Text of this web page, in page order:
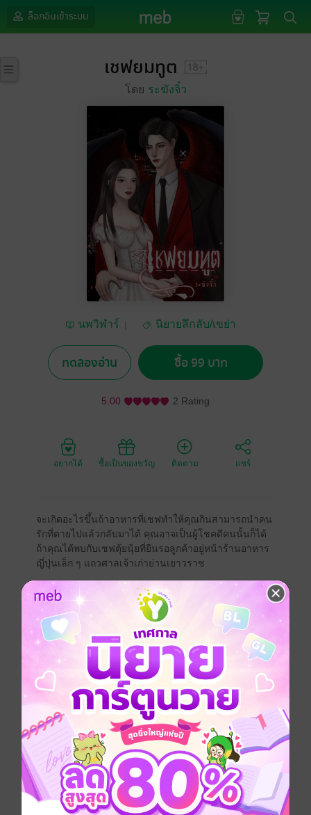
ล็อกอินเข้าระบบ
เชฟยมทูต
โดย ระฆังจิ๋ว
นพวิฬาร์
นิยายลึกลับ/เขย่า
ทดลองอ่าน ซื้อ 99 บาท
5.00 2 Rating
อยากได้ ซื้อเป็นของขวัญ ติดตาม แชร์
จะเกิดอะไรขึ้นถ้าอาหารที่เชฟทำให้คุณกินสามารถนำคน
รักที่ตายไปแล้วกลับมาได้ คุณอาจเป็นผู้โชคดีคนนั้นก็ได้
ถ้าคุณได้พบกับเชฟตุ้ยนุ้ยที่ยืนรอลูกค้าอยู่หน้าร้านอาหาร
ญี่ปุ่นเล็ก ๆ แถวศาลเจ้าเก่าย่านเยาวราช
ดรามา สยองขวัญ ผี / วิญญาณ
ยมทูต
ประเภทไฟล์ pdf, epub (สารบัญ)
วันที่วางขาย 12 มิถุนายน 2567
ความยาว 285 หน้า (≈ 54,019 คำ)
ราคาปก 259 บาท (ประหยัด 61%)
หนังสือเสียง
หนังสือเล่มนี้มีวางขายที่ MEB ในรูปแบบ